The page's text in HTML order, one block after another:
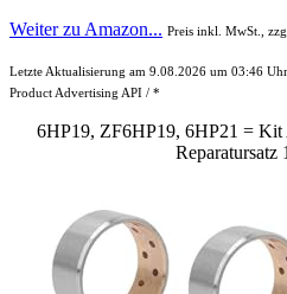
Weiter zu Amazon... Preis inkl. MwSt.,
Letzte Aktualisierung am 9.08.2026 um 03:46
Product Advertising API / *
6HP19, ZF6HP19, 6HP21 = Kit
Reparatursatz